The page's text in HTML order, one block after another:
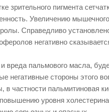
зрительного пигмента
Увеличению мышечного
Справедливо
негативно
вреда пальмового масла,
негативные стороны этого
частности пальмитиновая
уровня